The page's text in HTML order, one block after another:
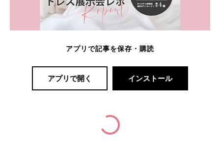
アプリで記事を保存・購読
アプリで開く インストール